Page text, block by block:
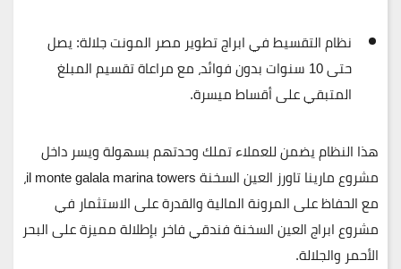
نظام التقسيط في ابراج تطوير مصر المونت جلالة:يصل
حتى 10 سنوات بدون فوائد، مع مراعاة تقسيم المبلغ
المتبقي على أقساط ميسرة.
هذا النظام يضمن للعملاءتملك وحدتهم بسهولة ويسر داخل
مشروع مارينا تاورز العين السخنة il monte galala marina towers
،
مع الحفاظ على المرونة المالية والقدرة على الاستثمار في
مشروع ابراج العين السخنة فندقي فاخر بإطلالة مميزة على البحر
الأحمر والجلالة.